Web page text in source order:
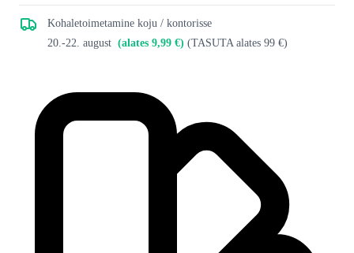
Kohaletoimetamine koju / kontorisse
20.-22. august (alates 9,99 €) (TASUTA alates 99 €)